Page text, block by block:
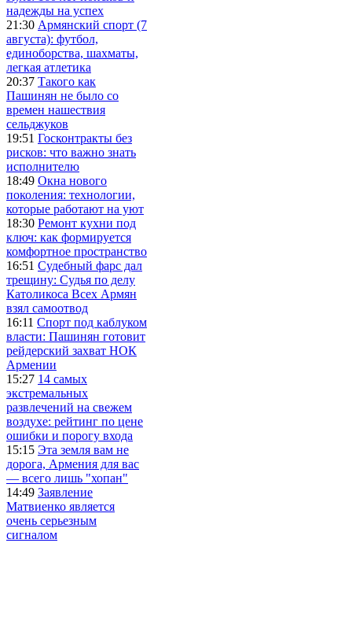
надежды на успех
21:30 Армянский спорт (7
августа): футбол,
единоборства, шахматы,
легкая атлетика
20:37 Такого как
Пашинян не было со
времен нашествия
сельджуков
19:51 Госконтракты без
рисков: что важно знать
исполнителю
18:49 Окна нового
поколения: технологии,
которые работают на уют
18:30 Ремонт кухни под
ключ: как формируется
комфортное пространство
16:51 Судебный фарс дал
трещину: Судья по делу
Католикоса Всех Армян
взял самоотвод
16:11 Спорт под каблуком
власти: Пашинян готовит
рейдерский захват НОК
Армении
15:27 14 самых
экстремальных
развлечений на свежем
воздухе: рейтинг по цене
ошибки и порогу входа
15:15 Эта земля вам не
дорога, Армения для вас
— всего лишь "хопан"
14:49 Заявление
Матвиенко является
очень серьезным
сигналом